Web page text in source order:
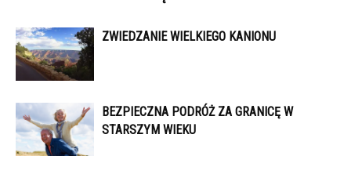
ZWIEDZANIE WIELKIEGO KANIONU
BEZPIECZNA PODRÓŻ ZA GRANICĘ W
STARSZYM WIEKU